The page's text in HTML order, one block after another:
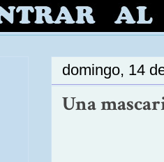
domingo, 14
Una